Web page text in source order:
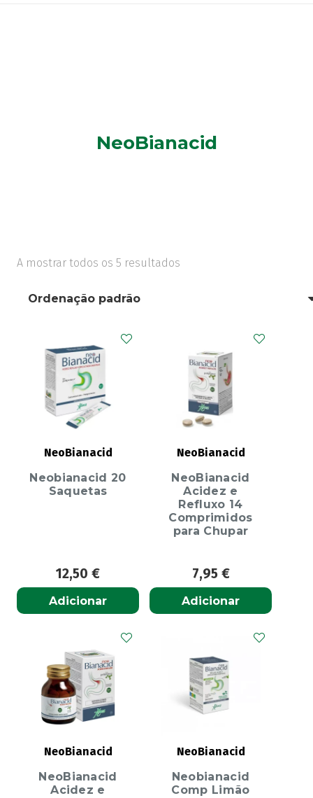
NeoBianacid
A mostrar todos os 5 resultados
NeoBianacid
Neobianacid 20
Saquetas
12,50 €
Adicionar
NeoBianacid
NeoBianacid
Acidez e
Refluxo 14
Comprimidos
para Chupar
7,95 €
Adicionar
NeoBianacid
NeoBianacid
Acidez e
NeoBianacid
Neobianacid
Comp Limão